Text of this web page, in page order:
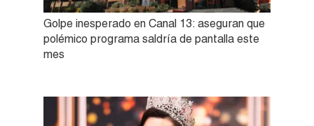
Golpe inesperado en Canal 13: aseguran que
polémico programa saldría de pantalla este
mes